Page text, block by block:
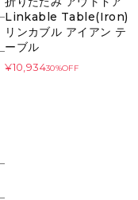
Linkable Table(Iron)
リンカブル アイアン テ
ーブル
¥10,93430%OFF